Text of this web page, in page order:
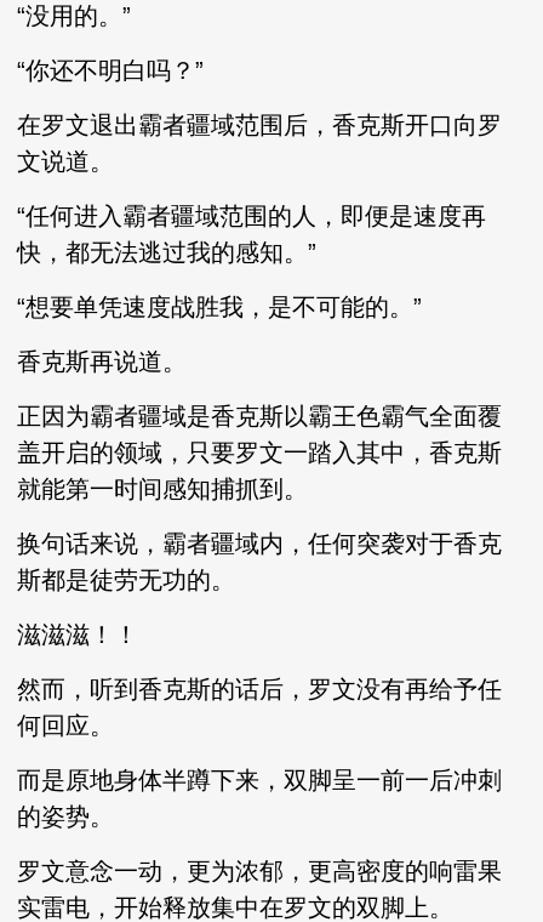
“没用的。”
“你还不明白吗？”
在罗文退出霸者疆域范围后，香克斯开口向罗
文说道。
“任何进入霸者疆域范围的人，即便是速度再
快，都无法逃过我的感知。”
“想要单凭速度战胜我，是不可能的。”
香克斯再说道。
正因为霸者疆域是香克斯以霸王色霸气全面覆
盖开启的领域，只要罗文一踏入其中，香克斯
就能第一时间感知捕抓到。
换句话来说，霸者疆域内，任何突袭对于香克
斯都是徒劳无功的。
滋滋滋！！
然而，听到香克斯的话后，罗文没有再给予任
何回应。
而是原地身体半蹲下来，双脚呈一前一后冲刺
的姿势。
罗文意念一动，更为浓郁，更高密度的响雷果
实雷电，开始释放集中在罗文的双脚上。